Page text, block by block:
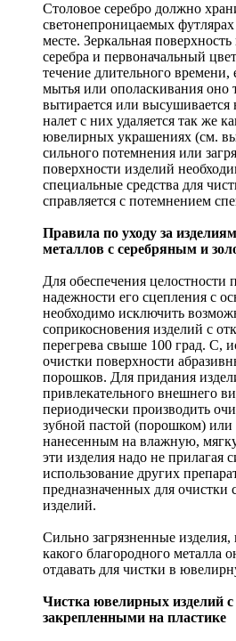
Столовое серебро должно
светонепроницаемых
месте. Зеркальная
серебра и первоначальный
течение длительного времени,
мытья или ополаскивания оно
вытирается или
налет с них удаляется так же
ювелирных украшениях (см.
сильного потемнения или
поверхности изделий
специальные средства для
справляется с потемнением
Правила по уходу за
металлов с серебряным и
Для обеспечения целостности
надежности его сцепления с
необходимо исключить
соприкосновения изделий с
перегрева свыше 100 град. С,
очистки поверхности
порошков. Для придания
привлекательного внешнего
периодически производить
зубной пастой (порошком) или
нанесенным на влажную,
эти изделия надо не прилагая
использование других
предназначенных для очистки
изделий.
Сильно загрязненные изделия,
какого благородного металла
отдавать для чистки в
Чистка ювелирных изделий
закрепленными на пластике